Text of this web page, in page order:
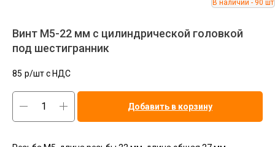
Винт М5-22 мм с цилиндрической головкой
под шестигранник
85 р/шт c НДС
Добавить в корзину